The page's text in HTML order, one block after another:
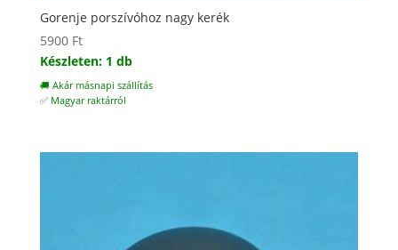
Gorenje porszívóhoz nagy kerék
5900 Ft
Készleten: 1 db
🚚 Akár másnapi szállítás
✅ Magyar raktárról